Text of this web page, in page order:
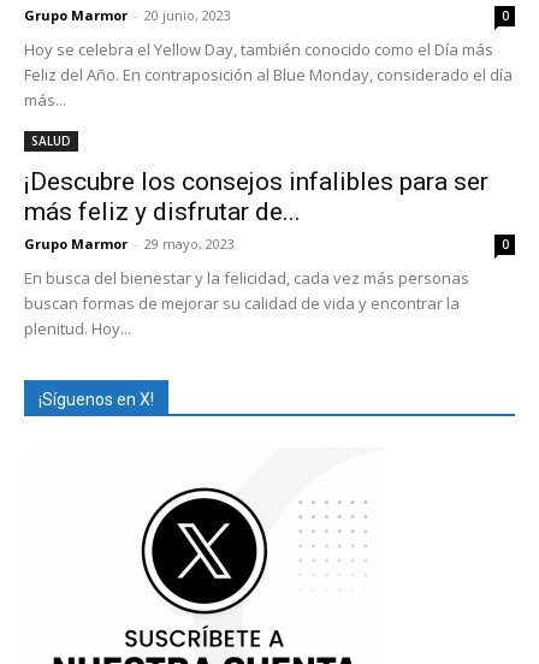
Grupo Marmor - 20 junio, 2023 0
Hoy se celebra el Yellow Day, también conocido como el Día más
Feliz del Año. En contraposición al Blue Monday, considerado el día
más...
SALUD
¡Descubre los consejos infalibles para ser
más feliz y disfrutar de...
Grupo Marmor - 29 mayo, 2023 0
En busca del bienestar y la felicidad, cada vez más personas
buscan formas de mejorar su calidad de vida y encontrar la
plenitud. Hoy...
¡Síguenos en X!